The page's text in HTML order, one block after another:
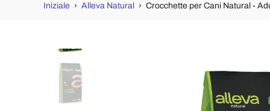
Iniziale › Alleva Natural › Crocchette per Cani Natural -
Passa
informazioni
sul